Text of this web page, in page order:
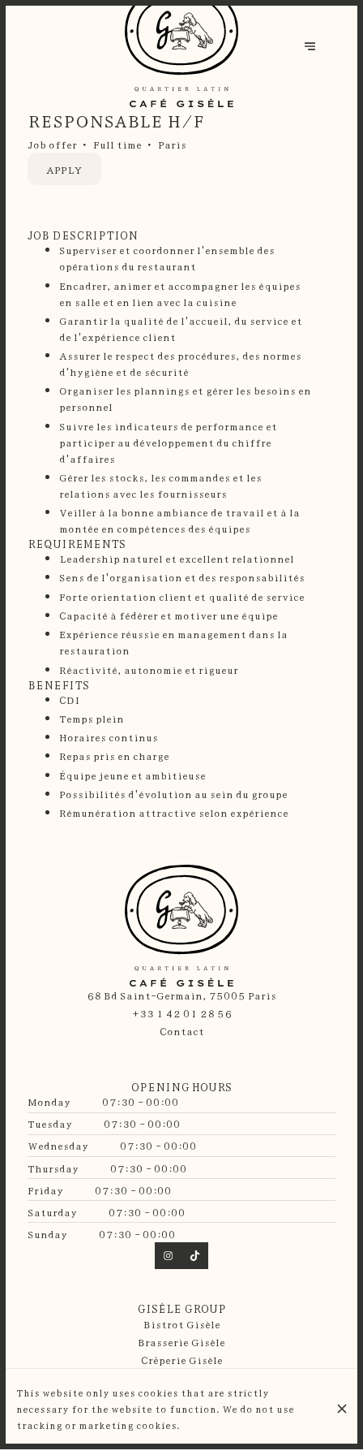
RESPONSABLE H/F
Job offer Full time
Paris
APPLY
JOB DESCRIPTION
Superviser et coordonner l'ensemble des
opérations du restaurant
Encadrer, animer et accompagner les équipes
en salle et en lien avec la cuisine
Garantir la qualité de l'accueil, du service et
de l'expérience client
Assurer le respect des procédures, des normes
d'hygiène et de sécurité
Organiser les plannings et gérer les besoins en
personnel
Suivre les indicateurs de performance et
participer au développement du chiffre
d'affaires
Gérer les stocks, les commandes et les
relations avec les fournisseurs
Veiller à la bonne ambiance de travail et à la
montée en compétences des équipes
REQUIREMENTS
Leadership naturel et excellent relationnel
Sens de l'organisation et des responsabilités
Forte orientation client et qualité de service
Capacité à fédérer et motiver une équipe
Expérience réussie en management dans la
restauration
Réactivité, autonomie et rigueur
BENEFITS
CDI
Temps plein
Horaires continus
Repas pris en charge
Équipe jeune et ambitieuse
Possibilités d'évolution au sein du groupe
Rémunération attractive selon expérience
68 Bd Saint-Germain, 75005 Paris
+33 1 42 01 28 56
Contact
OPENING HOURS
Monday
07:30 - 00:00
Tuesday
07:30 - 00:00
Wednesday
07:30 - 00:00
Thursday
07:30 - 00:00
Friday
07:30 - 00:00
Saturday
07:30 - 00:00
Sunday
07:30 - 00:00
GISÈLE GROUP
Bistrot Gisèle
Brasserie Gisèle
Crêperie Gisèle
© Café Gisèle 2026
This website only uses cookies that are strictly
necessary for the website to function. We do not use
tracking or marketing cookies.